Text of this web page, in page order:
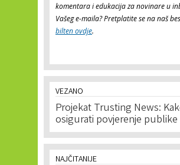
komentara i edukacija za novinare u
Vašeg e-maila? Pretplatite se na naš
bilten ovdje.
VEZANO
Projekat Trusting News:
osigurati povjerenje publike
NAJČITANIJE